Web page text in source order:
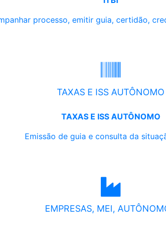
processo, emitir guia, certidão,
TAXAS E ISS AUTÔNOMO
TAXAS E ISS AUTÔNOMO
Emissão de guia e consulta da
EMPRESAS, MEI,